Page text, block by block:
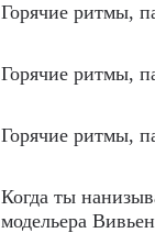
Горячие ритмы,
Горячие ритмы,
Горячие ритмы,
Когда ты
модельера